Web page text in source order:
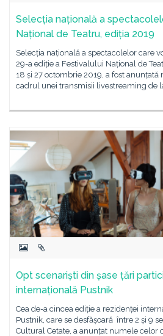
Selecția națională a
Național de Teatru, ediția 2019
Selecția națională a spectacolelor care
29-a ediție a Festivalului Național de
18 și 27 octombrie 2019, a fost
cadrul unei transmisii livestreaming de
Opt scenariști din șase țări
internațională Pustnik
Cea de-a cincea ediție a rezidenței
Pustnik, care se desfășoară între 2 și 9
Cultural Cetate, a anunțat numele celor